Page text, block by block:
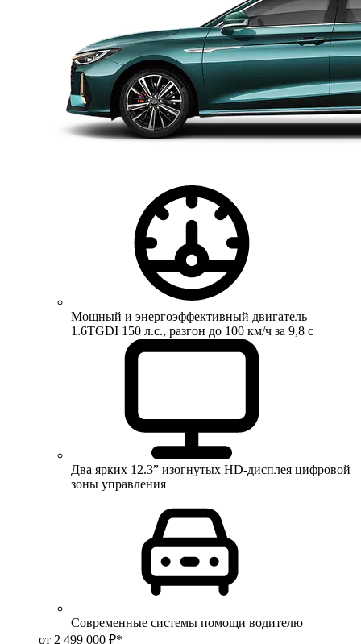
Мощный и энергоэффективный двигатель
1.6TGDI 150 л.с., разгон до 100 км/ч за 9,8 с
Два ярких 12.3” изогнутых HD-дисплея цифровой
зоны управления
Современные системы помощи водителю
от 2 499 000 ₽*